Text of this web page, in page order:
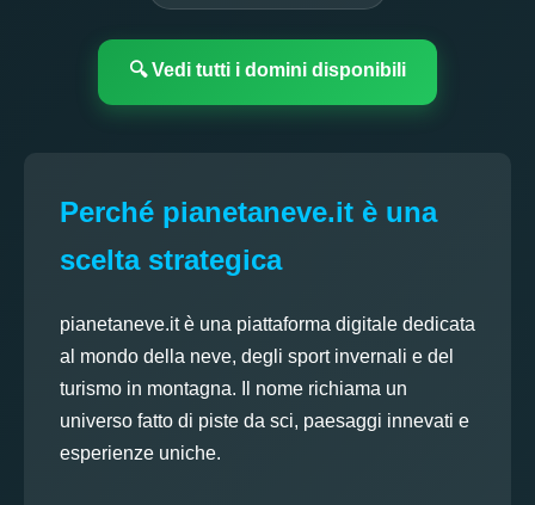
🔍 Vedi tutti i domini disponibili
Perché pianetaneve.it è una
scelta strategica
pianetaneve.it è una piattaforma digitale dedicata
al mondo della neve, degli sport invernali e del
turismo in montagna. Il nome richiama un
universo fatto di piste da sci, paesaggi innevati e
esperienze uniche.